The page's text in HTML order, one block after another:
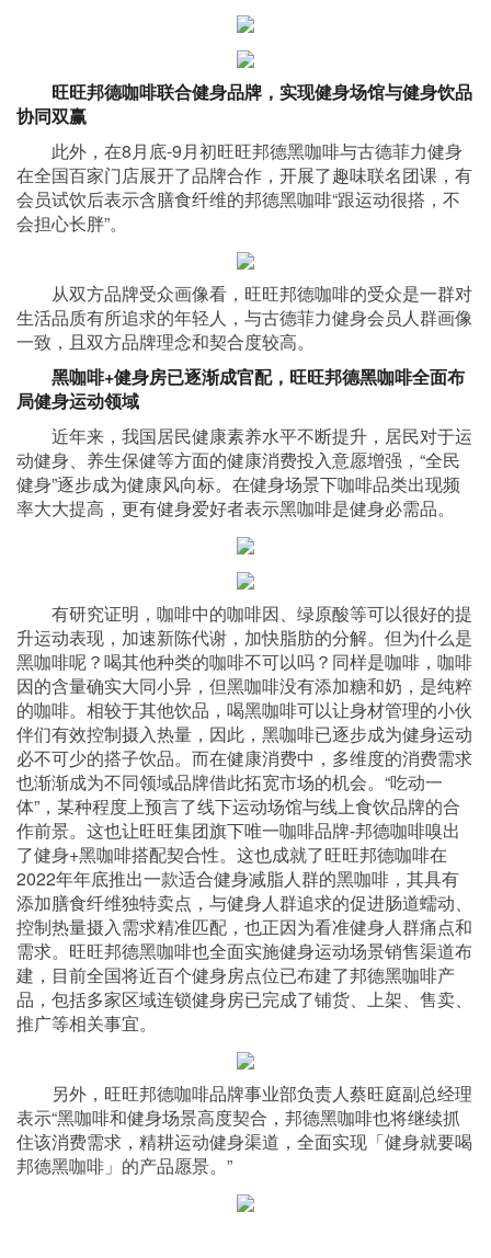
旺旺邦德咖啡联合健身品牌，实现健身场馆与健身饮品
协同双赢
此外，在8月底-9月初旺旺邦德黑咖啡与古德菲力健身
在全国百家门店展开了品牌合作，开展了趣味联名团课，有
会员试饮后表示含膳食纤维的邦德黑咖啡“跟运动很搭，不
会担心长胖”。
从双方品牌受众画像看，旺旺邦德咖啡的受众是一群对
生活品质有所追求的年轻人，与古德菲力健身会员人群画像
一致，且双方品牌理念和契合度较高。
黑咖啡+健身房已逐渐成官配，旺旺邦德黑咖啡全面布
局健身运动领域
近年来，我国居民健康素养水平不断提升，居民对于运
动健身、养生保健等方面的健康消费投入意愿增强，“全民
健身”逐步成为健康风向标。在健身场景下咖啡品类出现频
率大大提高，更有健身爱好者表示黑咖啡是健身必需品。
有研究证明，咖啡中的咖啡因、绿原酸等可以很好的提
升运动表现，加速新陈代谢，加快脂肪的分解。但为什么是
黑咖啡呢？喝其他种类的咖啡不可以吗？同样是咖啡，咖啡
因的含量确实大同小异，但黑咖啡没有添加糖和奶，是纯粹
的咖啡。相较于其他饮品，喝黑咖啡可以让身材管理的小伙
伴们有效控制摄入热量，因此，黑咖啡已逐步成为健身运动
必不可少的搭子饮品。而在健康消费中，多维度的消费需求
也渐渐成为不同领域品牌借此拓宽市场的机会。“吃动一
体”，某种程度上预言了线下运动场馆与线上食饮品牌的合
作前景。这也让旺旺集团旗下唯一咖啡品牌-邦德咖啡嗅出
了健身+黑咖啡搭配契合性。这也成就了旺旺邦德咖啡在
2022年年底推出一款适合健身减脂人群的黑咖啡，其具有
添加膳食纤维独特卖点，与健身人群追求的促进肠道蠕动、
控制热量摄入需求精准匹配，也正因为看准健身人群痛点和
需求。旺旺邦德黑咖啡也全面实施健身运动场景销售渠道布
建，目前全国将近百个健身房点位已布建了邦德黑咖啡产
品，包括多家区域连锁健身房已完成了铺货、上架、售卖、
推广等相关事宜。
另外，旺旺邦德咖啡品牌事业部负责人蔡旺庭副总经理
表示“黑咖啡和健身场景高度契合，邦德黑咖啡也将继续抓
住该消费需求，精耕运动健身渠道，全面实现「健身就要喝
邦德黑咖啡」的产品愿景。”